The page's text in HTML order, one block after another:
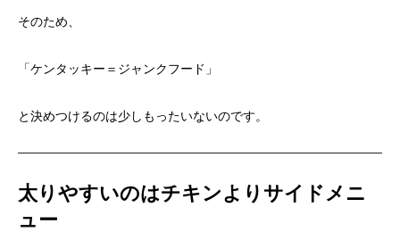
そのため、
「ケンタッキー＝ジャンクフード」
と決めつけるのは少しもったいないのです。
太りやすいのはチキンよりサイドメニ
ュー